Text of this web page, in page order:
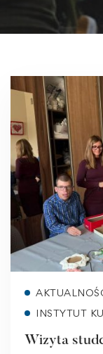
INSTYTUT
Wizyta